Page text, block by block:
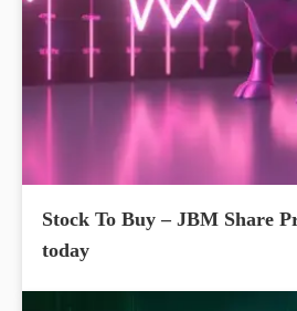
Stock To Buy – JBM Share
today